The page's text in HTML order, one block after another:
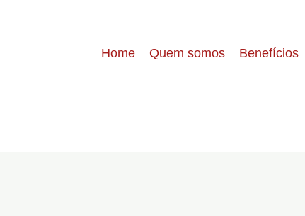
Home Quem somos Benefícios